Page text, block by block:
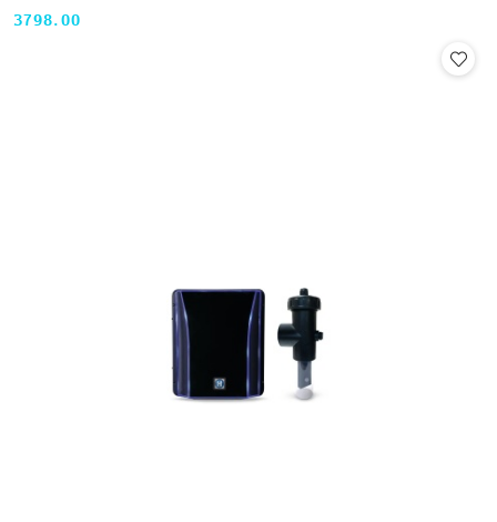
Cena:
3798.00